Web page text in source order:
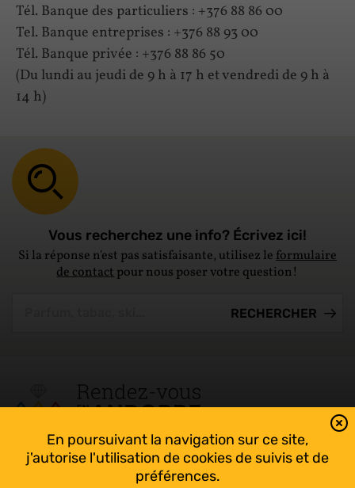
En poursuivant la navigation sur ce site,
j'autorise l'utilisation de cookies de suivis et de
préférences.
Tél. Banque des particuliers : +376 88 86 00
Tel. Banque entreprises : +376 88 93 00
Tél. Banque privée : +376 88 86 50
(Du lundi au jeudi de 9 h à 17 h et vendredi de 9 h à
14 h)
Vous recherchez une info? Écrivez ici!
Si la réponse n'est pas satisfaisante, utilisez leformulaire
de contactpour nous poser votre question!
Tout suivre sur l’Andorre!
Facebook